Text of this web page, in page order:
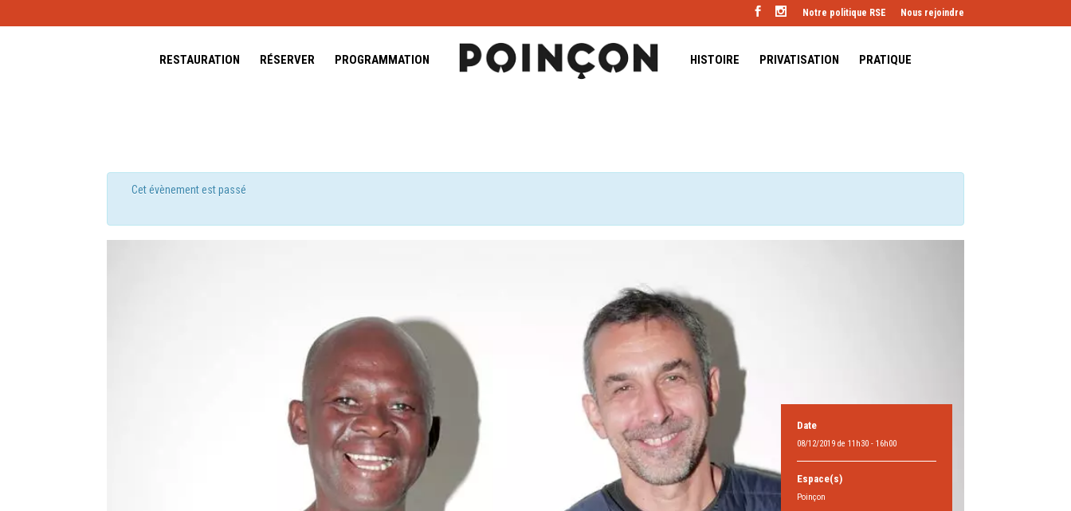
Notre politique RSE Nous rejoindre
RESTAURATION RÉSERVER PROGRAMMATION HISTOIRE PRIVATISATION PRATIQUE
Cet évènement est passé
Date
08/12/2019 de 11h30 - 16h00
Espace(s)
Poinçon